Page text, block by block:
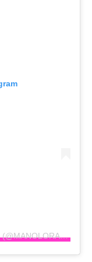
A POST SHARED BY MANOLO RAMOS (@MANOLORAMOSOFICIAL)